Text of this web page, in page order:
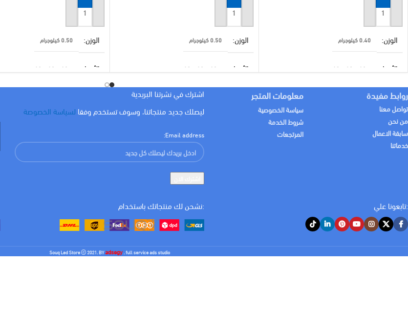
إضافة إلى السلة
الوزن 0.40 كيلوجرام
الأبعاد 10 × 10 × 10 سنتيميتر
براند هيمل
امبير
إضافة إلى السلة
الوزن 0.50 كيلوجرام
الأبعاد 10 × 10 × 10 سنتيميتر
6 K
3 p
إضافة إلى السلة
الوزن 0.50 كيلوجرام
الأبعاد 10 × 10 × 10 سنتيميتر
اشترك في نشرتنا البريدية
ليصلك جديد منتجاتنا، وسوف تستخدم وفقا لسياسة الخصوصة
Email address:
معلومات المتجر
سياسة الخصوصية
شروط الخدمة
المرتجعات
روابط مفيدة
تواصل معنا
من نحن
سابقة الاعمال
خدماتنا
:نشحن لك منتجاتك باستخدام :تابعونا علي
Souq Led Store 2021. BYadsegy. full service ads studio